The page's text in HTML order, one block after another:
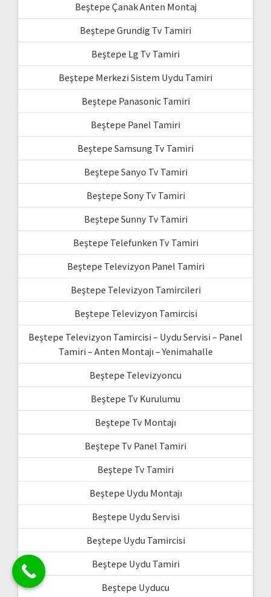
Beştepe Çanak Anten Montaj
Beştepe Grundig Tv Tamiri
Beştepe Lg Tv Tamiri
Beştepe Merkezi Sistem Uydu Tamiri
Beştepe Panasonic Tamiri
Beştepe Panel Tamiri
Beştepe Samsung Tv Tamiri
Beştepe Sanyo Tv Tamiri
Beştepe Sony Tv Tamiri
Beştepe Sunny Tv Tamiri
Beştepe Telefunken Tv Tamiri
Beştepe Televizyon Panel Tamiri
Beştepe Televizyon Tamircileri
Beştepe Televizyon Tamircisi
Beştepe Televizyon Tamircisi – Uydu Servisi – Panel
Tamiri – Anten Montajı – Yenimahalle
Beştepe Televizyoncu
Beştepe Tv Kurulumu
Beştepe Tv Montajı
Beştepe Tv Panel Tamiri
Beştepe Tv Tamiri
Beştepe Uydu Montajı
Beştepe Uydu Servisi
Beştepe Uydu Tamircisi
Beştepe Uydu Tamiri
Beştepe Uyducu